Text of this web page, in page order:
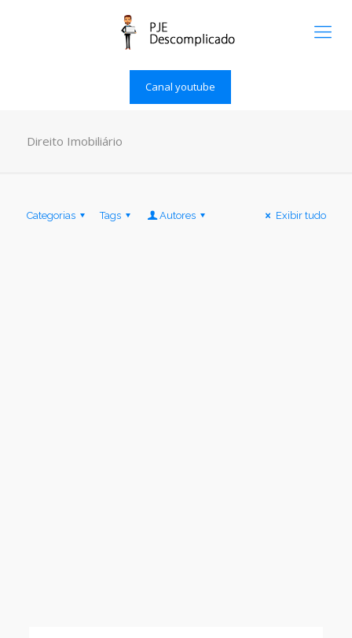
Canal youtube
Direito Imobiliário
Categorias Tags Autores Exibir tudo